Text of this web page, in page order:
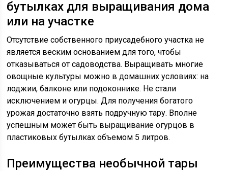
бутылках для выращивания дома
или на участке
Отсутствие собственного приусадебного участка не
является веским основанием для того, чтобы
отказываться от садоводства. Выращивать многие
овощные культуры можно в домашних условиях: на
лоджии, балконе или подоконнике. Не стали
исключением и огурцы. Для получения богатого
урожая достаточно взять подручную тару. Вполне
успешным может быть выращивание огурцов в
пластиковых бутылках объемом 5 литров.
Преимущества необычной тары